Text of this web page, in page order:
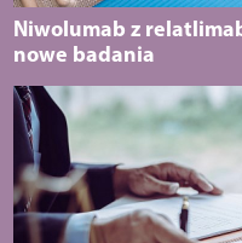
Niwolumab z
nowe badania